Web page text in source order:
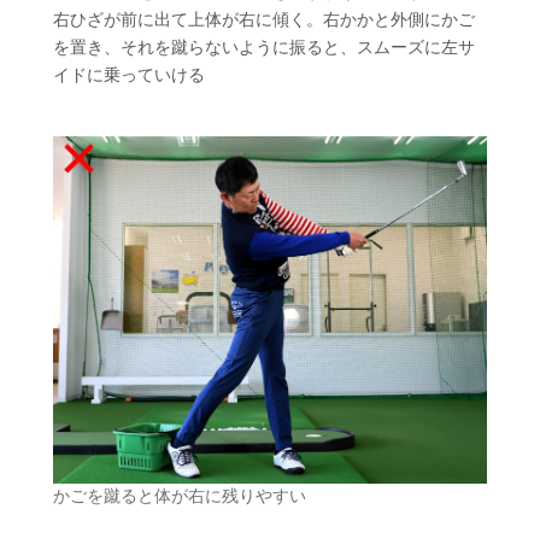
右ひざが前に出て上体が右に傾く。右かかと外側にかご
を置き、それを蹴らないように振ると、スムーズに左サ
イドに乗っていける
かごを蹴ると体が右に残りやすい